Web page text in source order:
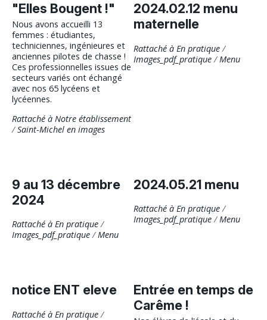
"Elles Bougent !"
Nous avons accueilli 13
femmes : étudiantes,
techniciennes, ingénieures et
anciennes pilotes de chasse !
Ces professionnelles issues de
secteurs variés ont échangé
avec nos 65 lycéens et
lycéennes.
Rattaché à Notre établissement
/Saint-Michel en images
2024.02.12 menu
maternelle
Rattaché à En pratique /
Images_pdf_pratique / Menu
9 au 13 décembre
2024
Rattaché à En pratique /
Images_pdf_pratique /Menu
2024.05.21 menu
Rattaché à En pratique /
Images_pdf_pratique /Menu
notice ENT eleve
Rattaché à En pratique /
Entrée en temps de
Carême !